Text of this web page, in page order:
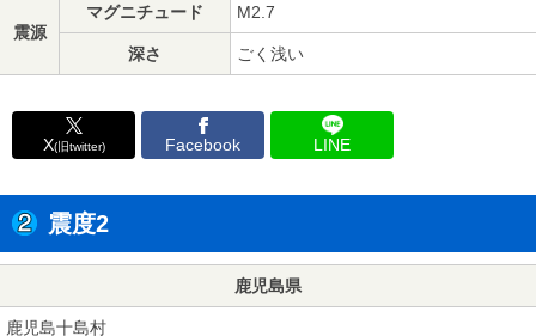
震源
マグニチュード M2.7
深さ ごく浅い
X(旧twitter) Facebook LINE
震度2
鹿児島県
鹿児島十島村